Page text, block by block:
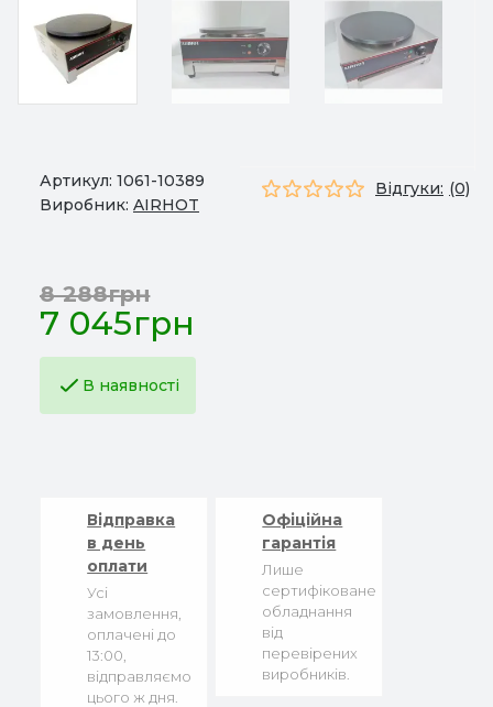
Артикул: 1061-10389
Виробник: AIRHOT
Відгуки: (0)
7 045грн
8 288грн
В наявності
Відправка
в день
оплати
Усі
замовлення,
оплачені до
13:00,
відправляємо
цього ж дня.
Офіційна
гарантія
Лише
сертифіковане
обладнання
від
перевірених
виробників.